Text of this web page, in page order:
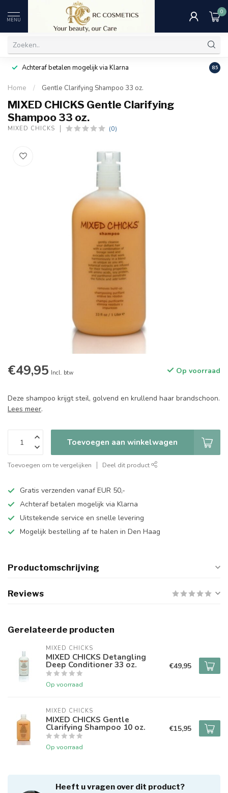
MENU
0
Achteraf betalen mogelijk via Klarna 8.5
Home / Gentle Clarifying Shampoo 33 oz.
MIXED CHICKS Gentle Clarifying
Shampoo 33 oz.
MIXED CHICKS (0)
€49,95 Incl. btw Op voorraad
Deze shampoo krijgt steil, golvend en krullend haar brandschoon.
Lees meer.
Toevoegen aan winkelwagen
Toevoegen om te vergelijken Deel dit product
Gratis verzenden vanaf EUR 50,-
Achteraf betalen mogelijk via Klarna
Uitstekende service en snelle levering
Mogelijk bestelling af te halen in Den Haag
Productomschrijving
Reviews
Gerelateerde producten
MIXED CHICKS
MIXED CHICKS Detangling
Deep Conditioner 33 oz.
Op voorraad
€49,95
MIXED CHICKS
MIXED CHICKS Gentle
Clarifying Shampoo 10 oz.
Op voorraad
€15,95
Heeft u vragen over dit product?